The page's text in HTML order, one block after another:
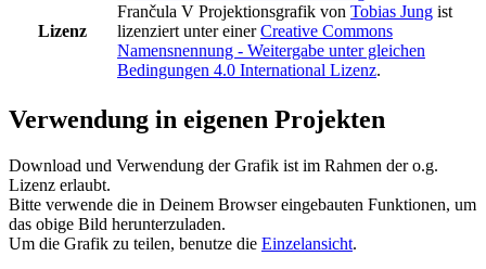
Lizenz
Frančula V Projektionsgrafik von Tobias Jung ist
lizenziert unter einerCreative Commons
Namensnennung - Weitergabe unter gleichen
Bedingungen 4.0 International Lizenz.
Verwendung in eigenen Projekten
Download und Verwendung der Grafik ist im Rahmen der o.g.
Lizenz erlaubt.
Bitte verwende die in Deinem Browser eingebauten Funktionen, um
das obige Bild herunterzuladen.
Um die Grafik zu teilen, benutze die Einzelansicht.